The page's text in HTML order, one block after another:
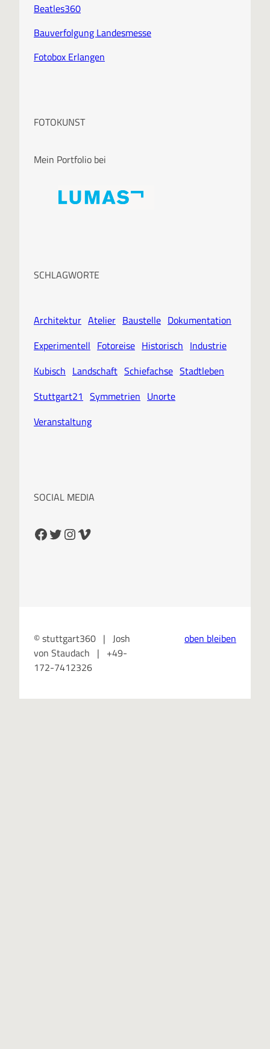
Beatles360
Bauverfolgung Landesmesse
Fotobox Erlangen
FOTOKUNST
Mein Portfolio bei
SCHLAGWORTE
Architektur Atelier Baustelle Dokumentation
Experimentell Fotoreise Historisch Industrie
Kubisch Landschaft Schiefachse Stadtleben
Stuttgart21 Symmetrien Unorte
Veranstaltung
SOCIAL MEDIA
Facebook Twitter InstagramVimeo
© stuttgart360 | Josh
von Staudach | +49-
172-7412326
oben bleiben